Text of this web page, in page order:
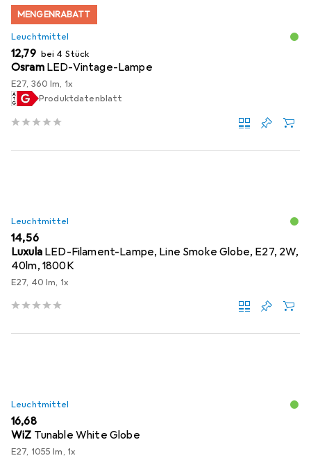
MENGENRABATT
Leuchtmittel
EUR
12,79 bei 4 Stück
Osram LED-Vintage-Lampe
E27, 360 lm, 1x
Produktdatenblatt
Leuchtmittel
EUR
14,56
Luxula LED-Filament-Lampe, Line Smoke Globe, E27, 2W,
40lm, 1800K
E27, 40 lm, 1x
Leuchtmittel
EUR
16,68
WiZ Tunable White Globe
E27, 1055 lm, 1x